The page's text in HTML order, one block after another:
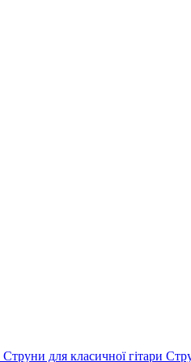
Струни для класичної гітари